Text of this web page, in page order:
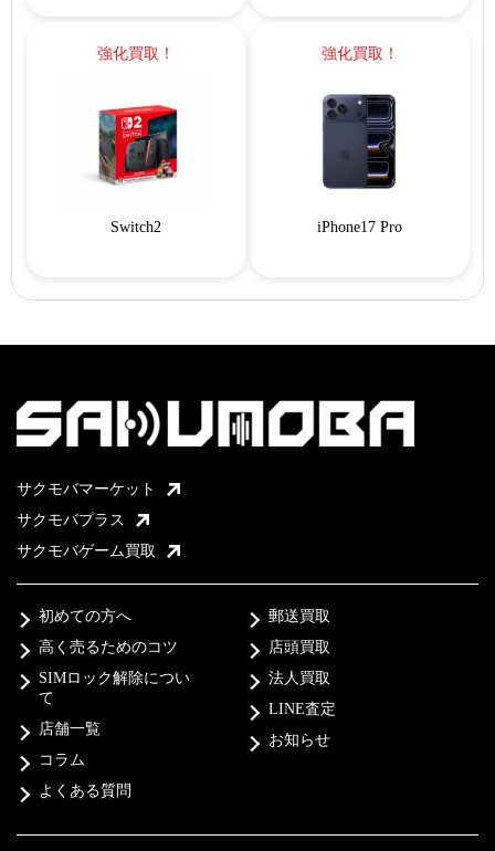
強化買取！
Switch2
強化買取！
iPhone17 Pro
サクモバマーケット
サクモバプラス
サクモバゲーム買取
初めての方へ
高く売るためのコツ
SIMロック解除につい
て
店舗一覧
コラム
よくある質問
郵送買取
店頭買取
法人買取
LINE査定
お知らせ